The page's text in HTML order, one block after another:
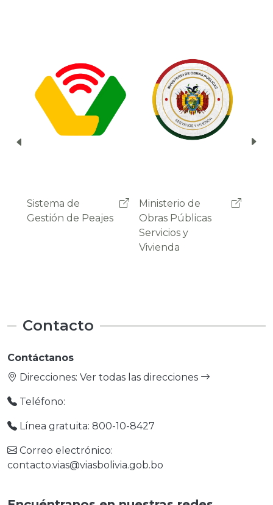
Ministerio de
Obras Públicas
Administradora
Boliviana de
Carreteras
Contacto
Contáctanos
Direcciones: Ver todas las direcciones
Teléfono:
Línea gratuita: 800-10-8427
Correo electrónico:
contacto.vias@viasbolivia.gob.bo